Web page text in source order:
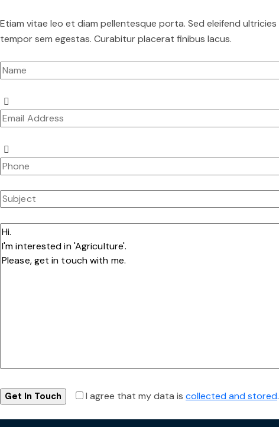
Etiam vitae leo et diam pellentesque porta. Sed eleifend
tempor sem egestas. Curabitur placerat finibus lacus.
I agree that my data is collected and stored.